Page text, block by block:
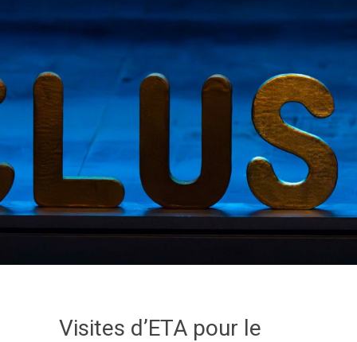
eweta
Visites d’ETA pour le